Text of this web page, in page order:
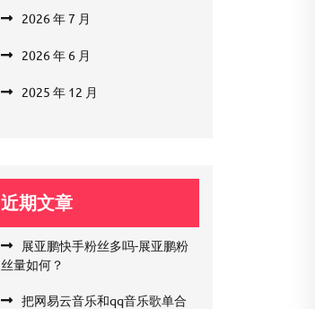
2026 年 7 月
2026 年 6 月
2025 年 12 月
近期文章
展亚鹏快手粉丝多吗-展亚鹏粉
丝量如何？
把网易云音乐和qq音乐歌单合